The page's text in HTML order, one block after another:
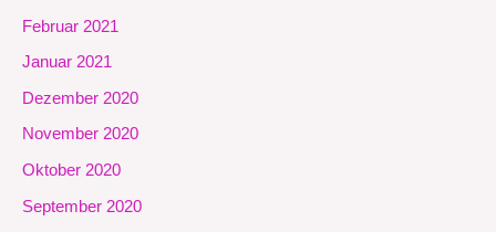
Februar 2021
Januar 2021
Dezember 2020
November 2020
Oktober 2020
September 2020